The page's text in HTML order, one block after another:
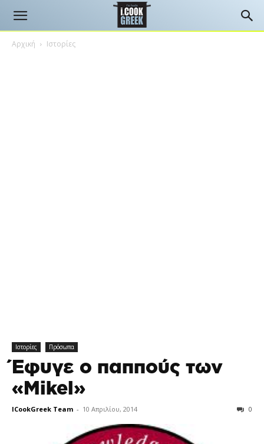
Αρχική Ιστορίες
Ιστορίες Πρόσωπα
Έφυγε ο παππούς των
«Mikel»
ICookGreek Team - 10 Απριλίου, 2014 0